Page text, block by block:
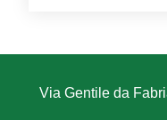
Via Gentile da